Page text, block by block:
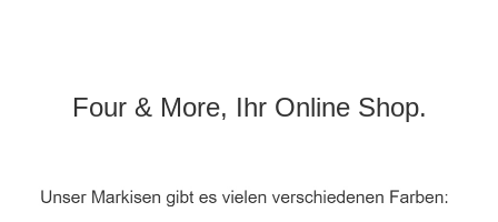
Four & More, Ihr Online Shop.